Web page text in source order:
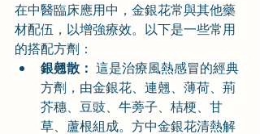
在中醫臨床應用中，金銀花常與其他藥
材配伍，以增強療效。以下是一些常用
的搭配方劑：
銀翹散： 這是治療風熱感冒的經典
方劑，由金銀花、連翹、薄荷、荊
芥穗、豆豉、牛蒡子、桔梗、甘
草、蘆根組成。方中金銀花清熱解